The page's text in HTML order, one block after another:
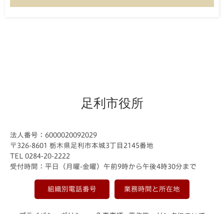
足利市役所
法人番号：6000020092029
〒326-8601 栃木県足利市本城3丁目2145番地
TEL 0284-20-2222
受付時間：平日（月曜-金曜）午前9時から午後4時30分まで
組織別電話番号 業務時間と所在地